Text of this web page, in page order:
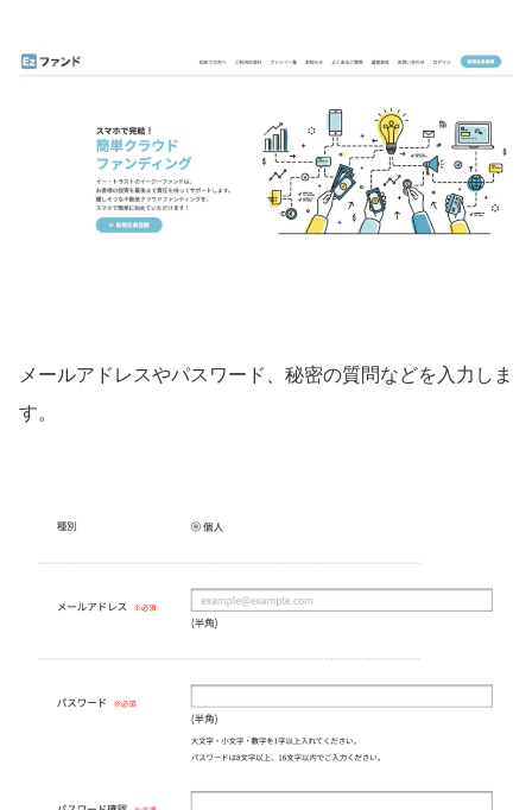
メールアドレスやパスワード、秘密の質問などを入力しま
す。